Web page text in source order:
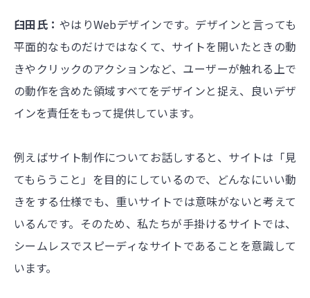
臼田氏： やはりWebデザインです。デザインと言っても
平面的なものだけではなくて、サイトを開いたときの動
きやクリックのアクションなど、ユーザーが触れる上で
の動作を含めた領域すべてをデザインと捉え、良いデザ
インを責任をもって提供しています。
例えばサイト制作についてお話しすると、サイトは「見
てもらうこと」を目的にしているので、どんなにいい動
きをする仕様でも、重いサイトでは意味がないと考えて
いるんです。そのため、私たちが手掛けるサイトでは、
シームレスでスピーディなサイトであることを意識して
います。